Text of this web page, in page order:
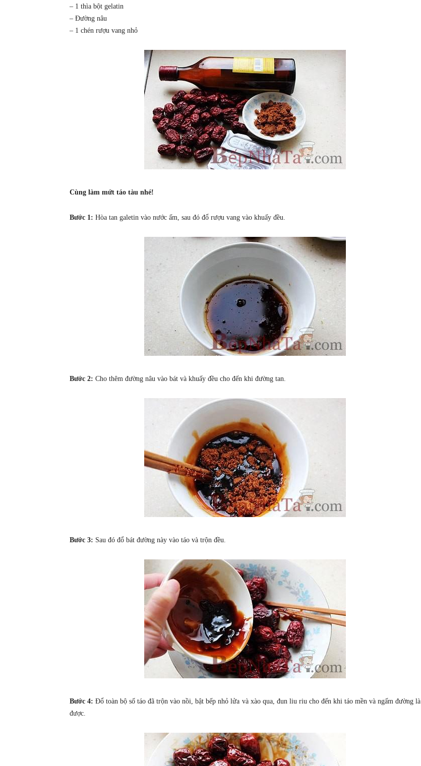
– 1 thìa bột gelatin
– Đường nâu
– 1 chén rượu vang nhỏ
Cùng làm mứt táo tàu nhé!
Bước 1: Hòa tan galetin vào nước ấm, sau đó đổ rượu vang vào khuấy đều.
Bước 2: Cho thêm đường nâu vào bát và khuấy đều cho đến khi đường tan.
Bước 3: Sau đó đổ bát đường này vào táo và trộn đều.
Bước 4: Đổ toàn bộ số táo đã trộn vào nồi, bật bếp nhỏ lửa và xào qua, đun liu riu cho đến khi táo mền và ngấm đường là
được.